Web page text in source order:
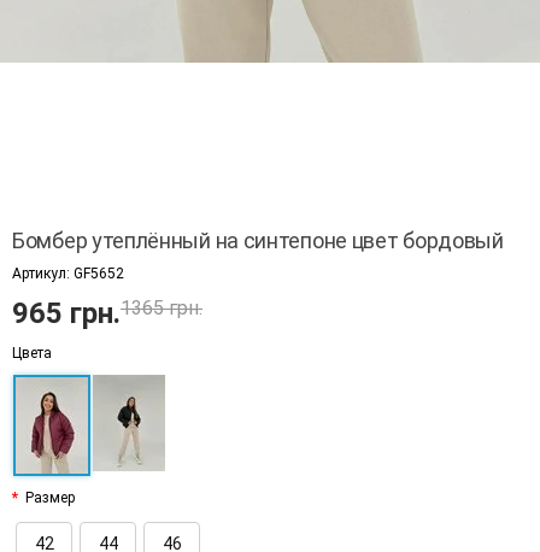
Бомбер утеплённый на синтепоне цвет бордовый
Артикул: GF5652
965 грн.1365 грн.
Цвета
Размер
42 44 46